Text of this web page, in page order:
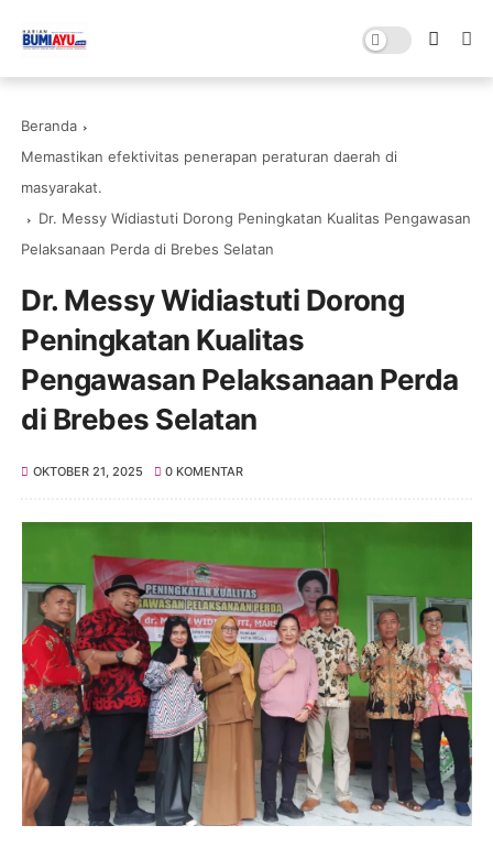
Beranda
Memastikan efektivitas penerapan peraturan daerah di
masyarakat.
Dr. Messy Widiastuti Dorong Peningkatan Kualitas Pengawasan
Pelaksanaan Perda di Brebes Selatan
Dr. Messy Widiastuti Dorong
Peningkatan Kualitas
Pengawasan Pelaksanaan Perda
di Brebes Selatan
OKTOBER 21, 2025 0 KOMENTAR